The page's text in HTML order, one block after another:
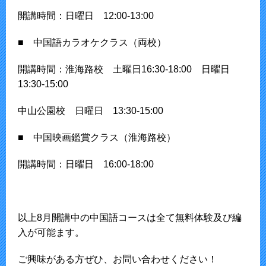
開講時間：日曜日 12:00-13:00
■ 中国語カラオケクラス（両校）
開講時間：淮海路校 土曜日16:30-18:00 日曜日
13:30-15:00
中山公園校 日曜日 13:30-15:00
■ 中国映画鑑賞クラス（淮海路校）
開講時間：日曜日 16:00-18:00
以上8月開講中の中国語コースは全て無料体験及び編
入が可能ます。
ご興味がある方ぜひ、お問い合わせください！